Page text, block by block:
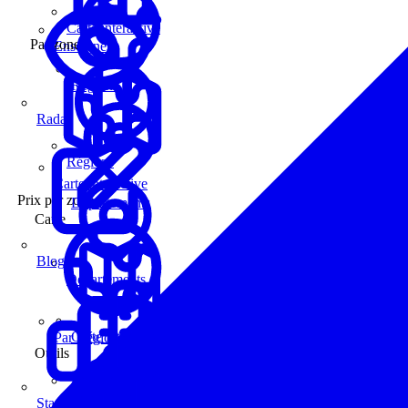
Enseignes
Carte interactive
Prix par zone
Par Région
Régions
Départements
Carte
Carte interactive
Outils
Carte interactive
Par zone
Régions
Départements
Radar
Blog
Statistiques